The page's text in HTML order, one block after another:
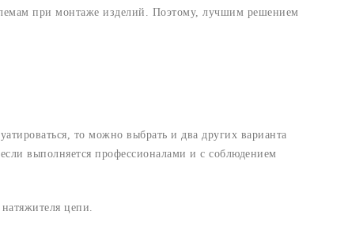
при монтаже изделий. Поэтому, лучшим решением
то можно выбрать и два других варианта
выполняется профессионалами и с соблюдением
цепи.